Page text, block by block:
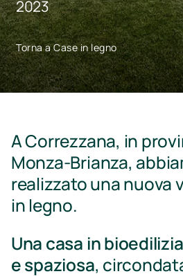
2023
Torna a Case in legno
A Correzzana, in
Monza-Brianza,
realizzato una nuova
in legno.
Una casa in
e spaziosa,